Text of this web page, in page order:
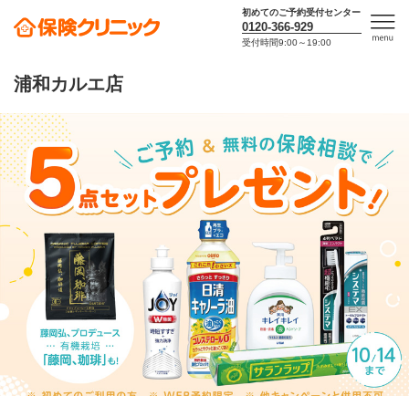
初めてのご予約受付センター
0120-366-929
受付時間9:00～19:00
浦和カルエ店